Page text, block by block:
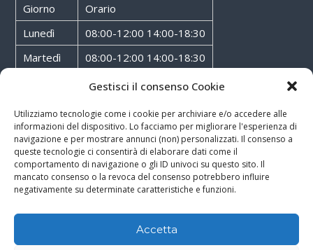
Gestisci il consenso Cookie
Utilizziamo tecnologie come i cookie per archiviare e/o accedere alle
informazioni del dispositivo. Lo facciamo per migliorare l'esperienza di
navigazione e per mostrare annunci (non) personalizzati. Il consenso a
queste tecnologie ci consentirà di elaborare dati come il
comportamento di navigazione o gli ID univoci su questo sito. Il
mancato consenso o la revoca del consenso potrebbero influire
negativamente su determinate caratteristiche e funzioni.
Accetta
Giorno
Orario
Lunedì
08:00-12:00 14:00-18:30
Martedì
08:00-12:00 14:00-18:30
08:00-12:00 14:00-18:30
Venerdì
08:00-12:00 14:00-18:30
Sabato
08:00-12:00